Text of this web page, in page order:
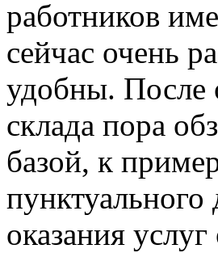
работников
сейчас очень
удобны. После
склада пора
базой, к
пунктуального
оказания